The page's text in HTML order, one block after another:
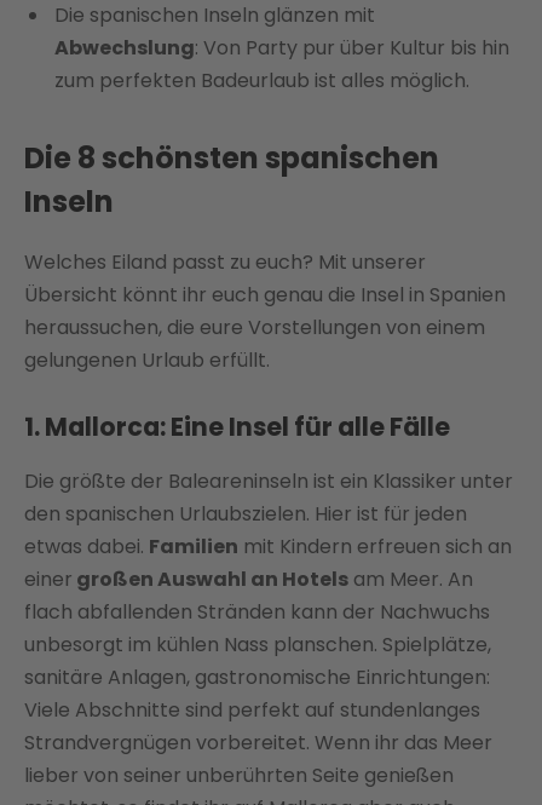
Die spanischen Inseln glänzen mit
Abwechslung: Von Party pur über Kultur bis hin
zum perfekten Badeurlaub ist alles möglich.
Die 8 schönsten spanischen
Inseln
Welches Eiland passt zu euch? Mit unserer
Übersicht könnt ihr euch genau die Insel in Spanien
heraussuchen, die eure Vorstellungen von einem
gelungenen Urlaub erfüllt.
1. Mallorca: Eine Insel für alle Fälle
Die größte der Baleareninseln ist ein Klassiker unter
den spanischen Urlaubszielen. Hier ist für jeden
etwas dabei. Familien mit Kindern erfreuen sich an
einer großen Auswahl an Hotels am Meer. An
flach abfallenden Stränden kann der Nachwuchs
unbesorgt im kühlen Nass planschen. Spielplätze,
sanitäre Anlagen, gastronomische Einrichtungen:
Viele Abschnitte sind perfekt auf stundenlanges
Strandvergnügen vorbereitet. Wenn ihr das Meer
lieber von seiner unberührten Seite genießen